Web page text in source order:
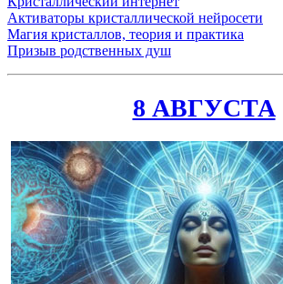
Активаторы кристаллической нейросети
Магия кристаллов, теория и практика
Призыв родственных душ
8 АВГУСТА